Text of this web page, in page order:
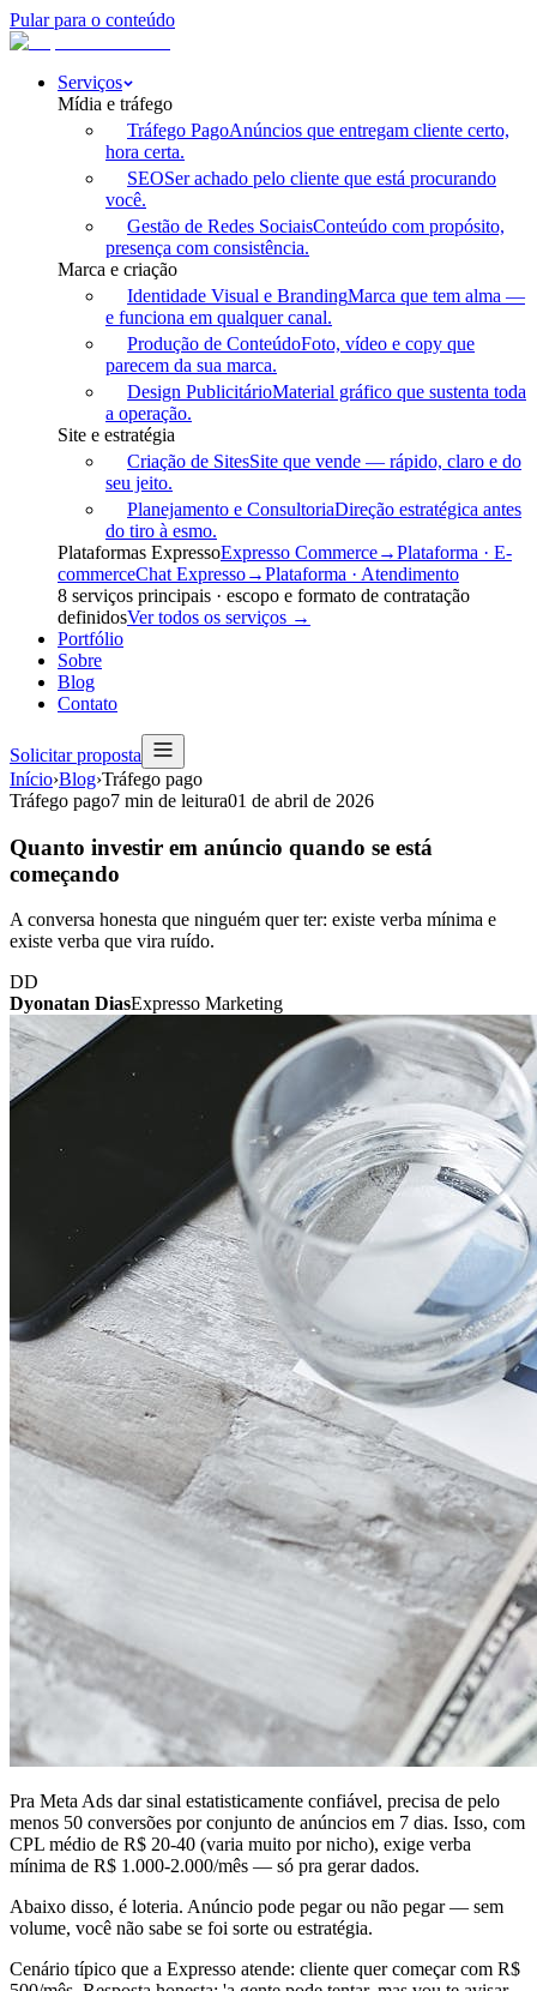
Pular para o conteúdo
Serviços
Mídia e tráfego
Tráfego PagoAnúncios que entregam cliente certo,
hora certa.
SEOSer achado pelo cliente que está procurando
você.
Gestão de Redes SociaisConteúdo com propósito,
presença com consistência.
Marca e criação
Identidade Visual e BrandingMarca que tem alma —
e funciona em qualquer canal.
Produção de ConteúdoFoto, vídeo e copy que
parecem da sua marca.
Design PublicitárioMaterial gráfico que sustenta toda
a operação.
Site e estratégia
Criação de SitesSite que vende — rápido, claro e do
seu jeito.
Planejamento e ConsultoriaDireção estratégica antes
do tiro à esmo.
Plataformas ExpressoExpresso Commerce→Plataforma · E-
commerceChat Expresso→Plataforma · Atendimento
8 serviços principais · escopo e formato de contratação
definidosVer todos os serviços →
Portfólio
Sobre
Blog
Contato
Solicitar proposta
Início›Blog›Tráfego pago
Tráfego pago7 min de leitura01 de abril de 2026
Quanto investir em anúncio quando se está
começando
A conversa honesta que ninguém quer ter: existe verba mínima e
existe verba que vira ruído.
DD
Dyonatan DiasExpresso Marketing
Pra Meta Ads dar sinal estatisticamente confiável, precisa de pelo
menos 50 conversões por conjunto de anúncios em 7 dias. Isso, com
CPL médio de R$ 20-40 (varia muito por nicho), exige verba
mínima de R$ 1.000-2.000/mês — só pra gerar dados.
Abaixo disso, é loteria. Anúncio pode pegar ou não pegar — sem
volume, você não sabe se foi sorte ou estratégia.
Cenário típico que a Expresso atende: cliente quer começar com R$